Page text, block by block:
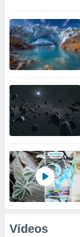
Vídeos